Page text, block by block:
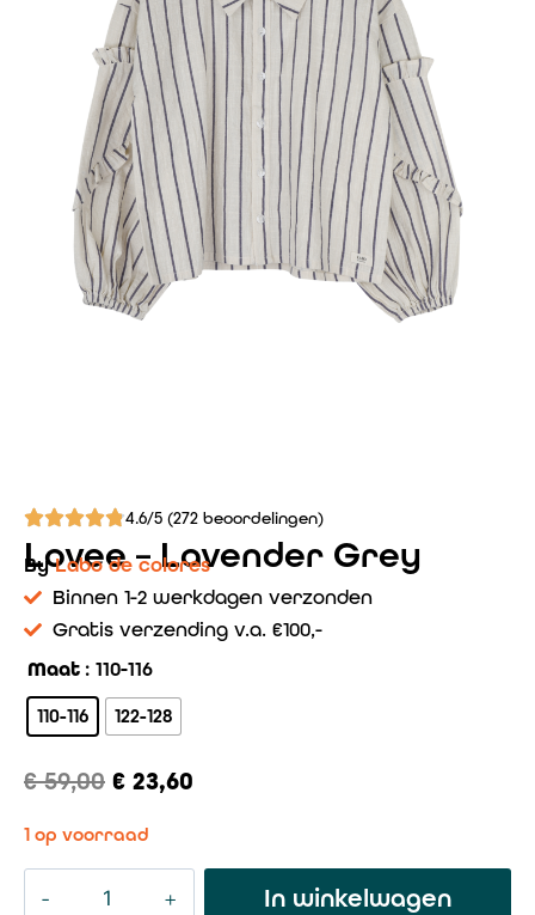
4.6/5 (272 beoordelingen)
Lovee – Lavender Grey
ByLabo de colores
Binnen 1-2 werkdagen verzonden
Gratis verzending v.a. €100,-
Maat : 110-116
110-116 122-128
€59,00 € 23,60
1 op voorraad
In winkelwagen